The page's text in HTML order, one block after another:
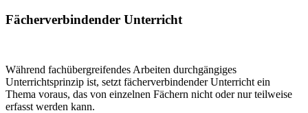
Fächerverbindender Unterricht
Während fachübergreifendes Arbeiten durchgängiges
Unterrichtsprinzip ist, setzt fächerverbindender Unterricht ein
Thema voraus, das von einzelnen Fächern nicht oder nur teilweise
erfasst werden kann.